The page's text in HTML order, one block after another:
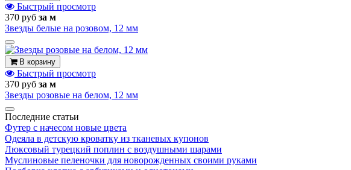
Быстрый просмотр
370 руб за м
Звезды белые на розовом, 12 мм
В корзину
Быстрый просмотр
370 руб за м
Звезды розовые на белом, 12 мм
Последние статьи
Футер с начесом новые цвета
Одеяла в детскую кроватку из тканевых купонов
Люксовый турецкий поплин с воздушными шарами
Муслиновые пеленочки для новорожденных своими руками